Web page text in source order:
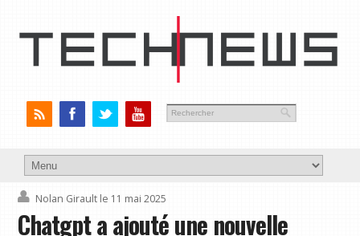
Nolan Girault le 11 mai 2025
Chatgpt a ajouté une nouvelle